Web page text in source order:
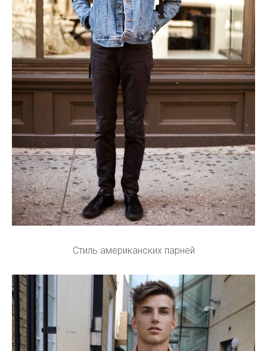
Стиль американских парней